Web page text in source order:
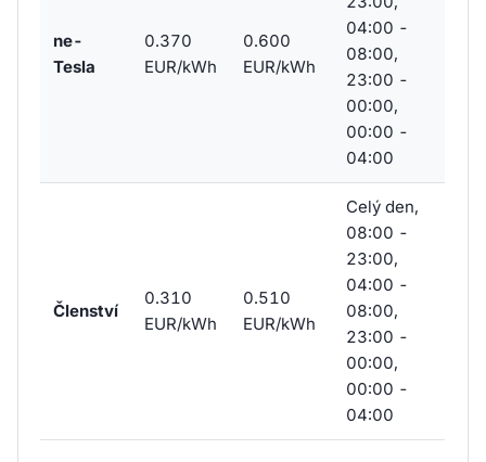
ne-
Tesla
0.370
EUR/kWh
0.600
EUR/kWh
04:00 -
08:00,
23:00 -
00:00,
00:00 -
04:00
Členství
0.310
EUR/kWh
0.510
EUR/kWh
Celý den,
08:00 -
23:00,
04:00 -
08:00,
23:00 -
00:00,
00:00 -
04:00